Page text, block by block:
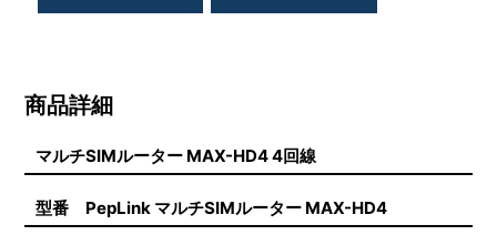
商品詳細
マルチSIMルーター MAX-HD4 4回線
型番 PepLink マルチSIMルーター MAX-HD4